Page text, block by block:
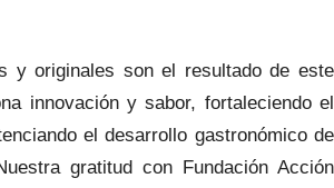
y originales son el resultado de este
innovación y sabor, fortaleciendo el
el desarrollo gastronómico de
gratitud con Fundación Acción